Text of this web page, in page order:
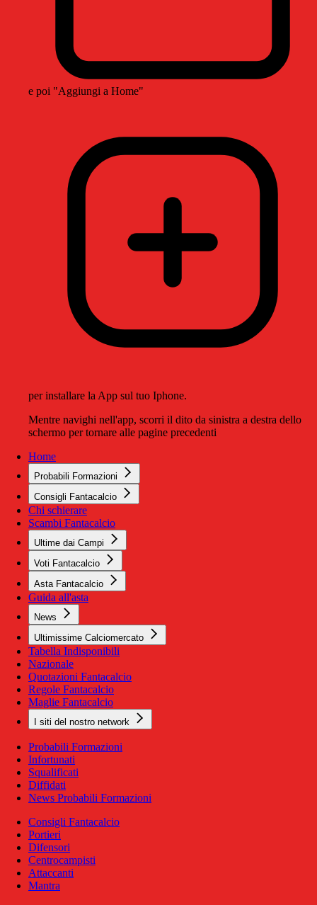
e poi "Aggiungi a Home"
per installare la App sul tuo Iphone.
Mentre navighi nell'app, scorri il dito da sinistra a destra dello
schermo per tornare alle pagine precedenti
Home
Probabili Formazioni
Consigli Fantacalcio
Chi schierare
Scambi Fantacalcio
Ultime dai Campi
Voti Fantacalcio
Asta Fantacalcio
Guida all'asta
News
Ultimissime Calciomercato
Tabella Indisponibili
Nazionale
Quotazioni Fantacalcio
Regole Fantacalcio
Maglie Fantacalcio
I siti del nostro network
Probabili Formazioni
Infortunati
Squalificati
Diffidati
News Probabili Formazioni
Consigli Fantacalcio
Portieri
Difensori
Centrocampisti
Attaccanti
Mantra